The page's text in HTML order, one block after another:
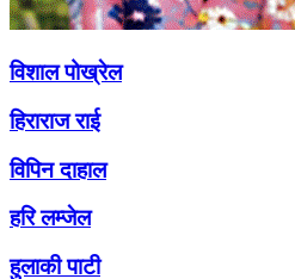
विशाल पोख्रेल
हिराराज राई
विपिन दाहाल
हरि लम्जेल
हुलाकी पाटी